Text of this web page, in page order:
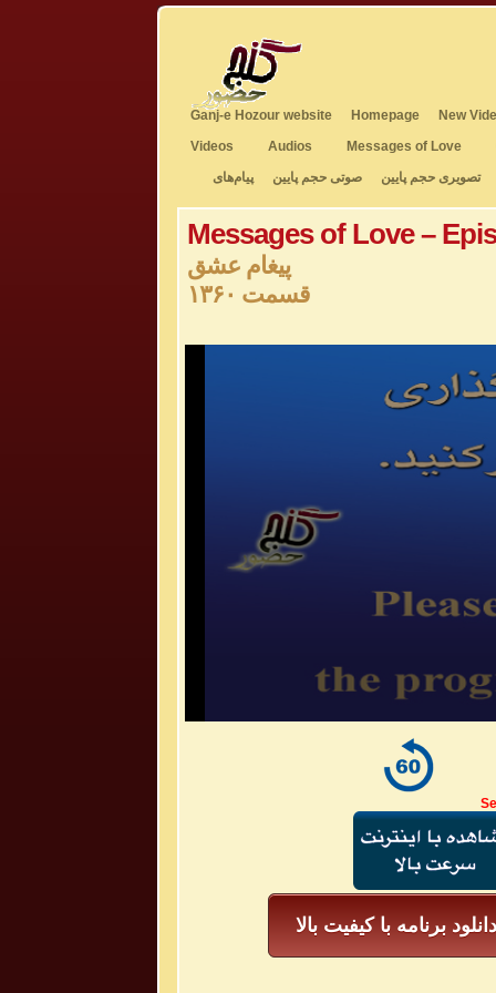
Ganj-e Hozour website Homepage New
Videos
Audios Messages of Love
تصویری حجم پایین صوتی حجم پایین
پیام‌های
Messages of Love –
پیغام عشق
قسمت ۱۳۶۰
دانلود برنامه با کیفیت بالا